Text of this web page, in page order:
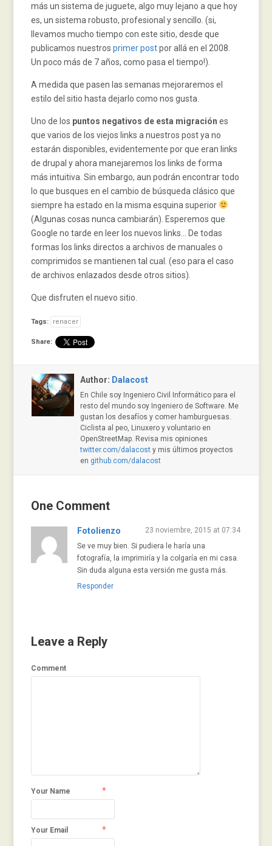
más un sistema de juguete, algo muy lejano a que hoy
es, un sistema robusto, profesional y sencillo. (si,
llevamos mucho tiempo con este sitio, desde que
publicamos nuestros primer postpor allá en el 2008.
Un poco más de 7 años, como pasa el tiempo!).
A medida que pasen las semanas mejoraremos el
estilo del sitio hasta dejarlo como nos gusta.
Uno de los puntos negativos de esta migración es
que varios de los viejos links a nuestros post ya no
estarán disponibles, evidentemente por que eran links
de drupal y ahora manejaremos los links de forma
más intuitiva. Sin embargo, aun podrán encontrar todo
lo que busques en el cambio de búsqueda clásico que
siempre ha estado en la misma esquina superior
(Algunas cosas nunca cambiarán). Esperemos que
Google no tarde en leer los nuevos links… De todas
formas los links directos a archivos de manuales o
comprimidos se mantienen tal cual. (eso para el caso
de archivos enlazados desde otros sitios).
Que disfruten el nuevo sitio.
Tags: renacer
Share:
Author: Dalacost
En Chile soy Ingeniero Civil Informático para el
resto del mundo soy Ingeniero de Software. Me
gustan los desafíos y comer hamburguesas.
Ciclista al peo, Linuxero y voluntario en
OpenStreetMap. Revisa mis opiniones
twitter.com/dalacost y mis últimos proyectos
en github.com/dalacost
One Comment
Fotolienzo
23 noviembre, 2015 at 07:34
Se ve muy bien. Si pudiera le haría una
fotografía, la imprimiría y la colgaría en mi casa.
Sin duda alguna esta versión me gusta más.
Responder
Leave a Reply
Comment
Your Name *
Your Email *